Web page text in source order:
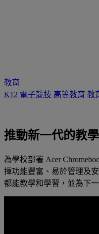
教育
K12 電子競技 高等教育 教
推動新一代的教
為學校部署 Acer
揮功能豐富、易於管理及
都能教學和學習，並為下